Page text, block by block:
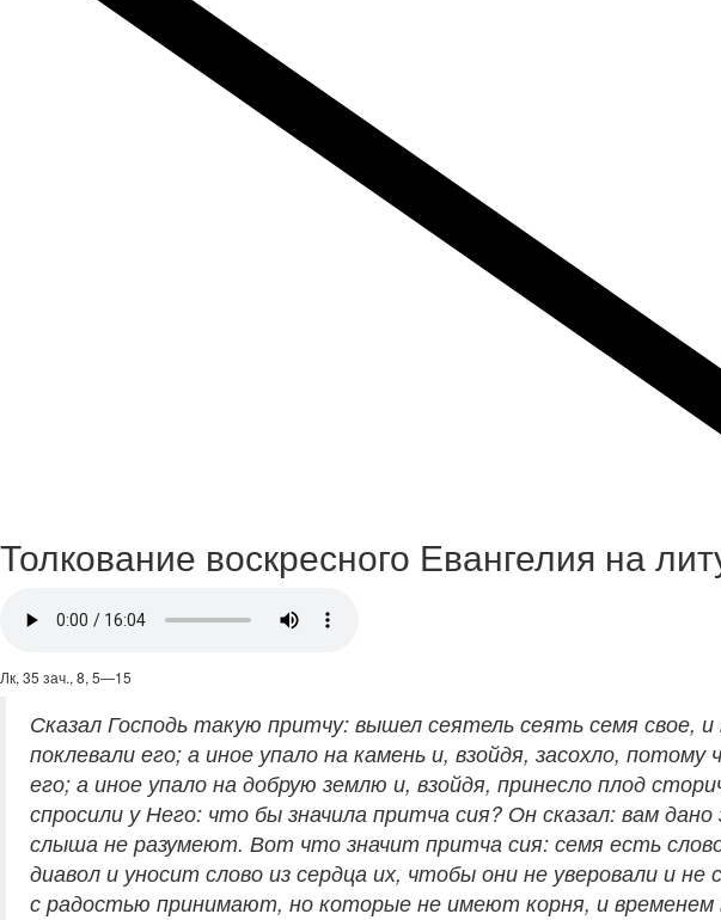
Толкование воскресного Евангелия на
Лк, 35 зач., 8, 5—15
Сказал Господь такую притчу: вышел сеятель сеять семя свое,
поклевали его; а иное упало на камень и, взойдя, засохло,
его; а иное упало на добрую землю и, взойдя, принесло плод
спросили у Него: что бы значила притча сия? Он сказал: вам
слыша не разумеют. Вот что значит притча сия: семя есть
диавол и уносит слово из сердца их, чтобы они не уверовали и
с радостью принимают, но которые не имеют корня, и